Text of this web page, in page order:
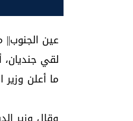
عين الجنوب||
لقي
ما أعلن